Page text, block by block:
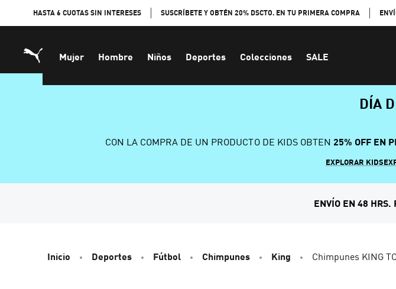
HASTA 6 CUOTAS SIN INTERESES SUSCRÍBETE Y OBTÉN 20% DSCTO. EN TU PRIMERA COMPRA
Mujer Hombre Niños Deportes Colecciones SALE
DÍA
CON LA COMPRA DE UN PRODUCTO DE KIDS OBTEN 25% OFF EN
EXPLORAR KIDS
ENVÍO EN 48 HRS.
Inicio Deportes Fútbol Chimpunes King Chimpunes KING